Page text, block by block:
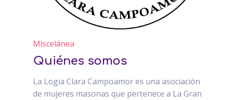
Miscelánea
Quiénes somos
La Logia Clara Campoamor es una asociación
de mujeres masonas que pertenece a La Gran